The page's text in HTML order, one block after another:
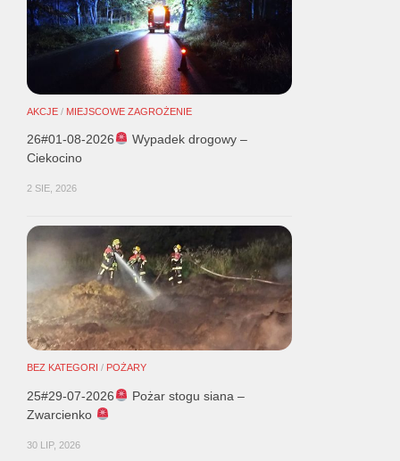
AKCJE / MIEJSCOWE ZAGROŻENIE
26#01-08-2026
Wypadek drogowy –
Ciekocino
2 SIE, 2026
BEZ KATEGORI / POŻARY
25#29-07-2026
Pożar stogu siana –
Zwarcienko
30 LIP, 2026